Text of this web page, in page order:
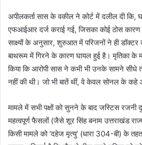
अपीलकर्ता सास के वकील ने कोर्ट में दलील दी कि,
एफआईआर दर्ज कराई गई, जिसका कोई ठोस कारण
साक्ष्यों के अनुसार, शुरुआत में परिजनों ने ही डॉक्टर
बाथरूम में गिरने के कारण घायल हुई है। मृतिका के
किया कि आरोपी सास ने कभी भी उनके सामने सीधे
नहीं की थी। जो भी बातें थीं, वे केवल सोनल के कहे
मामले में सभी पक्षों को सुनने के बाद जस्टिस रजनी
महत्वपूर्ण फैसलों (जैसे शूर सिंह बनाम उत्तराखंड
किसी मामले को ‘दहेज मृत्यु’ (धारा 304-बी) के